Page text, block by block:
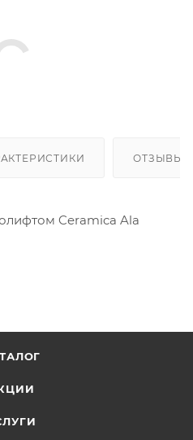
ОТЗЫВЫ
Ceramica Ala